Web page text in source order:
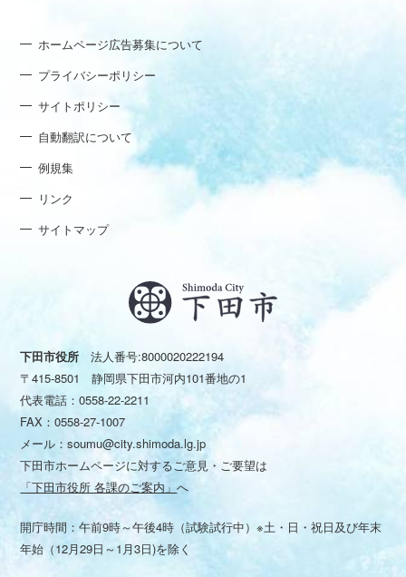
ホームページ広告募集について
プライバシーポリシー
サイトポリシー
自動翻訳について
例規集
リンク
サイトマップ
下田市役所 法人番号:8000020222194
〒415-8501 静岡県下田市河内101番地の1
代表電話：0558-22-2211
FAX：0558-27-1007
メール：soumu@city.shimoda.lg.jp
下田市ホームページに対するご意見・ご要望は
「下田市役所 各課のご案内」へ
開庁時間：午前9時～午後4時（試験試行中）※土・日・祝日及び年末
年始（12月29日～1月3日)を除く